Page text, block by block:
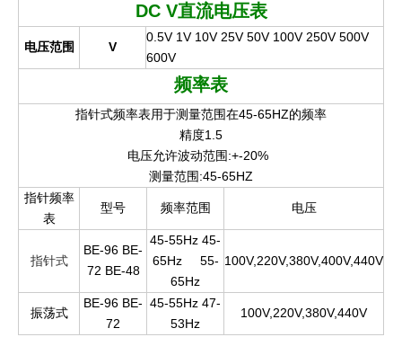
DC V直流电压表
电压范围 V
0.5V 1V 10V 25V 50V 100V 250V 500V
600V
频率表
指针式频率表用于测量范围在45-65HZ的频率
精度1.5
电压允许波动范围:+-20%
测量范围:45-65HZ
指针频率
表
型号 频率范围 电压
指针式
BE-96 BE-
72 BE-48
45-55Hz 45-
65Hz
55-
65Hz
100V,220V,380V,400V,440V
振荡式
BE-96 BE-
72
45-55Hz 47-
53Hz
100V,220V,380V,440V